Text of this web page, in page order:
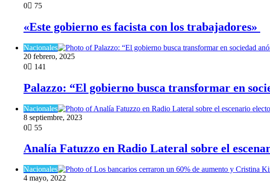
0
75
​«Este gobierno es facista con los trabajadores»
Nacionales
20 febrero, 2025
0
141
Palazzo: ​“El gobierno busca transformar en
Nacionales
8 septiembre, 2023
0
55
Analía Fatuzzo en Radio Lateral sobre el
Nacionales
4 mayo, 2022